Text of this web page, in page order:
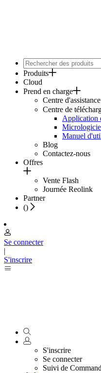
Produits
Cloud
Prend en charge
Centre d'assistance
Centre de
Application
Manuel
Blog
Contactez-nous
Offres
Vente Flash
Journée Reolink
Partner
()
Se connecter
|
S'inscrire
S'inscrire
Se connecter
Suivi de